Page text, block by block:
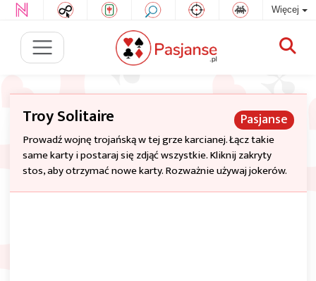
Więcej
Pasjanse
Troy Solitaire
Prowadź wojnę trojańską w tej grze karcianej. Łącz takie
same karty i postaraj się zdjąć wszystkie. Kliknij zakryty
stos, aby otrzymać nowe karty. Rozważnie używaj jokerów.